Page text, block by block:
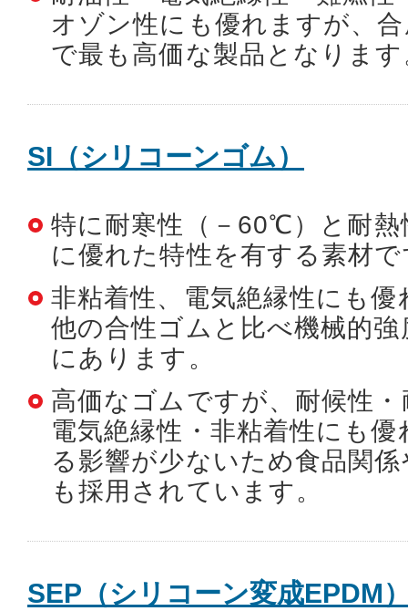
オゾン性にも優れますが、
で最も高価な製品となりま
SI（シリコーンゴム）
特に耐寒性（－60℃）と耐
に優れた特性を有する素材
非粘着性、電気絶縁性にも優
他の合性ゴムと比べ機械的
にあります。
高価なゴムですが、耐候性
電気絶縁性・非粘着性にも
る影響が少ないため食品関
も採用されています。
SEP（シリコーン変成EPDM